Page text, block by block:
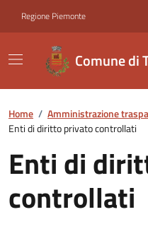
Regione Piemonte
Comune di
Home / Amministrazione
Enti di diritto privato controllati
Enti di
controllati